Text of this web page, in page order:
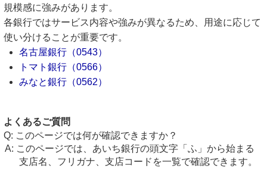
規模感に強みがあります。
各銀行ではサービス内容や強みが異なるため、用途に応じて
使い分けることが重要です。
名古屋銀行（0543）
トマト銀行（0566）
みなと銀行（0562）
よくあるご質問
このページでは何が確認できますか？
このページでは、あいち銀行の頭文字「ふ」から始まる
支店名、フリガナ、支店コードを一覧で確認できます。